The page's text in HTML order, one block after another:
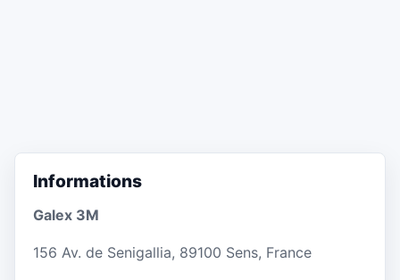
Informations
Galex 3M
156 Av. de Senigallia, 89100 Sens, France